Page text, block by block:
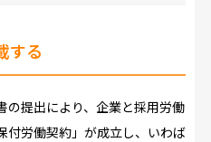
する
の提出により、企業と採用労働
付労働契約」が成立し、いわば